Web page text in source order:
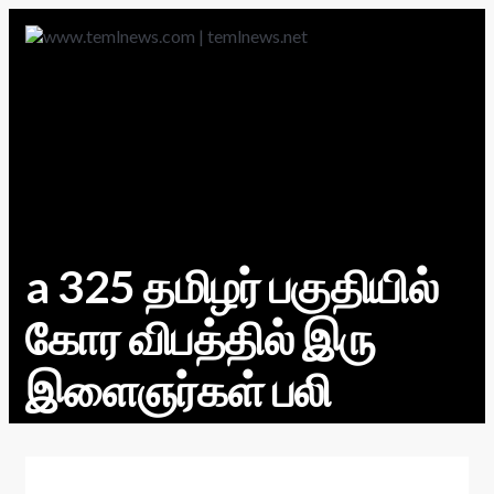
a 325 தமிழர் பகுதியில்
கோர விபத்தில் இரு
இளைஞர்கள் பலி